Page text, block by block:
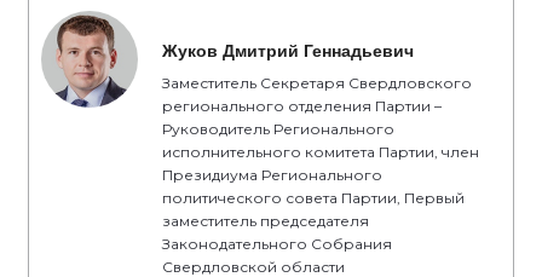
Жуков Дмитрий Геннадьевич
Заместитель Секретаря Свердловского
регионального отделения Партии –
Руководитель Регионального
исполнительного комитета Партии, член
Президиума Регионального
политического совета Партии, Первый
заместитель председателя
Законодательного Собрания
Свердловской области